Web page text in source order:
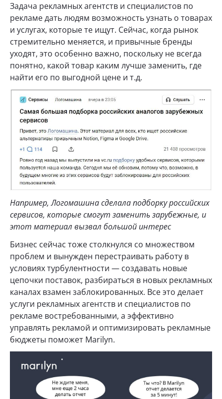
Задача рекламных агентств и специалистов по
рекламе дать людям возможность узнать о товарах
и услугах, которые те ищут. Сейчас, когда рынок
стремительно меняется, и привычные бренды
уходят, это особенно важно, поскольку не всегда
понятно, какой товар каким лучше заменить, где
найти его по выгодной цене и т.д.
Например, Логомашина сделала подборку российских
сервисов, которые смогут заменить зарубежные, и
этот материал вызвал большой интерес
Бизнес сейчас тоже столкнулся со множеством
проблем и вынужден перестраивать работу в
условиях турбулентности — создавать новые
цепочки поставок, разбираться в новых рекламных
каналах взамен заблокированных. Все это делает
услуги рекламных агентств и специалистов по
рекламе востребованными, а эффективно
управлять рекламой и оптимизировать рекламные
бюджеты поможет Marilyn.